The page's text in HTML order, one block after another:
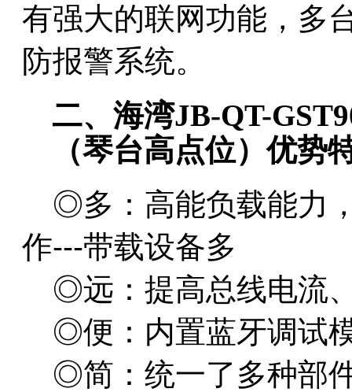
有强大的联网功能，多
防报警系统。
二、海湾JB-QT-
（琴台高点位）优势
◎多：高能负载能力
作---带载设备多
◎远：提高总线电流
◎便：内置蓝牙调试
◎简：统一了多种部